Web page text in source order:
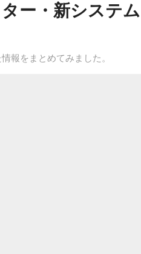
ー・新システム
報をまとめてみました。